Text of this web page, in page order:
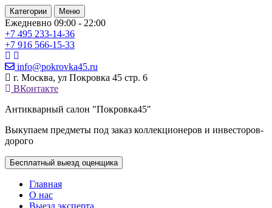
Категории Меню
Ежедневно 09:00 - 22:00
+7 495 233-14-36
+7 916 566-15-33
info@pokrovka45.ru
г. Москва, ул Покровка 45 стр. 6
ВКонтакте
Антикварный салон "Покровка45"
Выкупаем предметы под заказ коллекционеров и инвесторов-
дорого
Бесплатный выезд оценщика
Главная
О нас
Выезд эксперта